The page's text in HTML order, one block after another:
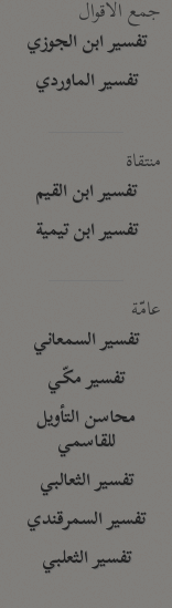
جمع الأقوال
تفسير ابن الجوزي
تفسير الماوردي
منتقاة
تفسير ابن القيم
تفسير ابن تيمية
عامّة
تفسير السمعاني
تفسير مكّي
محاسن التأويل
للقاسمي
تفسير الثعالبي
تفسير السمرقندي
تفسير الثعلبي